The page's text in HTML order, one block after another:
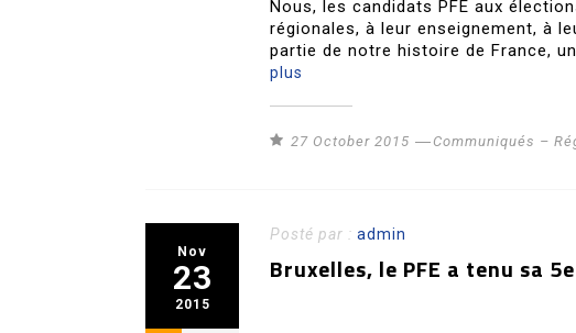
Nous, les candidats PFE aux
régionales, à leur enseignement, à
partie de notre histoire de France,
plus
27 October 2015 Communiqués –
Nov
23
2015
Posté par : admin
Bruxelles, le PFE a tenu sa